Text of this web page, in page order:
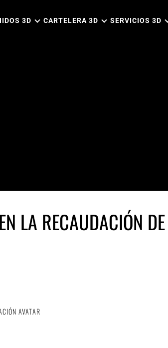
3D CARTELERA 3D SERVICIOS 3D
LA RECAUDACIÓN DE
AVATAR